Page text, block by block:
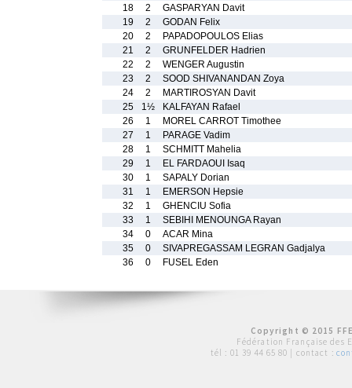
18
2
GASPARYAN Davit
19
2
GODAN Felix
20
2
PAPADOPOULOS Elias
21
2
GRUNFELDER Hadrien
22
2
WENGER Augustin
23
2
SOOD SHIVANANDAN Zoya
24
2
MARTIROSYAN Davit
25
1½
KALFAYAN Rafael
26
1
MOREL CARROT Timothee
27
1
PARAGE Vadim
28
1
SCHMITT Mahelia
29
1
EL FARDAOUI Isaq
30
1
SAPALY Dorian
31
1
EMERSON Hepsie
32
1
GHENCIU Sofia
33
1
SEBIHI MENOUNGA Rayan
34
0
ACAR Mina
35
0
SIVAPREGASSAM LEGRAN Gadjalya
36
0 FUSEL Eden
Copyright © 2015
Fédération Française des
tél : 01 39 44 65 80 | contact :